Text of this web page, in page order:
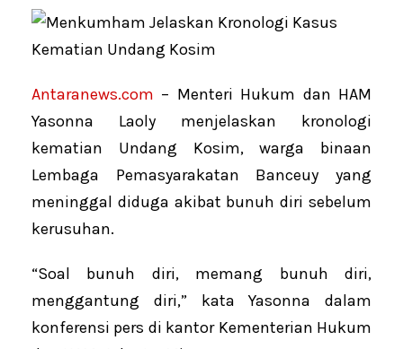
Antaranews.com – Menteri Hukum dan HAM
Yasonna Laoly menjelaskan kronologi
kematian Undang Kosim, warga binaan
Lembaga Pemasyarakatan Banceuy yang
meninggal diduga akibat bunuh diri sebelum
kerusuhan.
“Soal bunuh diri, memang bunuh diri,
menggantung diri,” kata Yasonna dalam
konferensi pers di kantor Kementerian Hukum